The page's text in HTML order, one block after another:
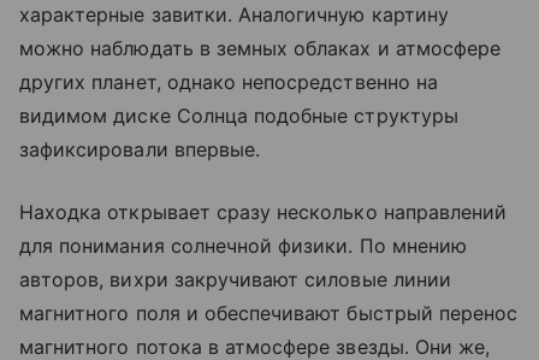
характерные завитки. Аналогичную картину
можно наблюдать в земных облаках и атмосфере
других планет, однако непосредственно на
видимом диске Солнца подобные структуры
зафиксировали впервые.
Находка открывает сразу несколько направлений
для понимания солнечной физики. По мнению
авторов, вихри закручивают силовые линии
магнитного поля и обеспечивают быстрый перенос
магнитного потока в атмосфере звезды. Они же,